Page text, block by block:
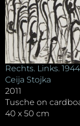
Rechts. Links. 1944
Ceija Stojka
2011
Tusche on
40 x 50 cm